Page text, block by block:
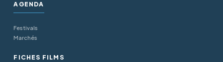
AGENDA
Festivals
Marchés
FICHES FILMS